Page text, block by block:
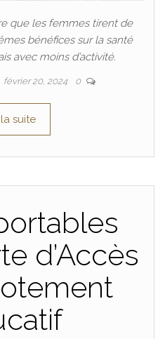
que les femmes tirent de
bénéfices sur la santé
avec moins d’activité.
février 20, 2024 0
suite
d’Accès